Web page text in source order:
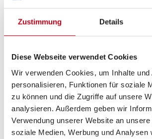
Zustimmung Details
Diese Webseite verwendet Cookies
Wir verwenden Cookies, um Inhalte und
personalisieren, Funktionen für soziale
zu können und die Zugriffe auf unsere
analysieren. Außerdem geben wir
Verwendung unserer Website an
soziale Medien, Werbung und Analysen
Küche
Kompressor-Kühlschrank
Multimedia
Internetrouter
Rückfahrkamera